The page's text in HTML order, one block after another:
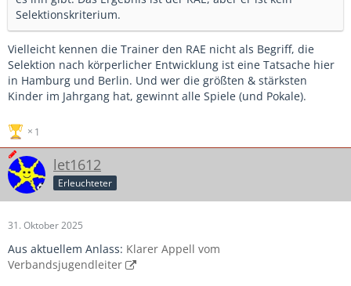
Selektionskriterium.
Vielleicht kennen die Trainer den RAE nicht als Begriff, die
Selektion nach körperlicher Entwicklung ist eine Tatsache hier
in Hamburg und Berlin. Und wer die größten & stärksten
Kinder im Jahrgang hat, gewinnt alle Spiele (und Pokale).
1
let1612
Erleuchteter
31. Oktober 2025
Aus aktuellem Anlass: Klarer Appell vom
Verbandsjugendleiter